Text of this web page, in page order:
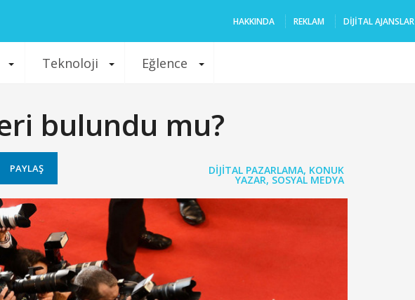
HAKKINDA REKLAM DIJITAL AJANSLAR
Teknoloji Eğlence
bulundu mu?
PAYLAŞ DIJITAL PAZARLAMA, KONUK
YAZAR, SOSYAL MEDYA